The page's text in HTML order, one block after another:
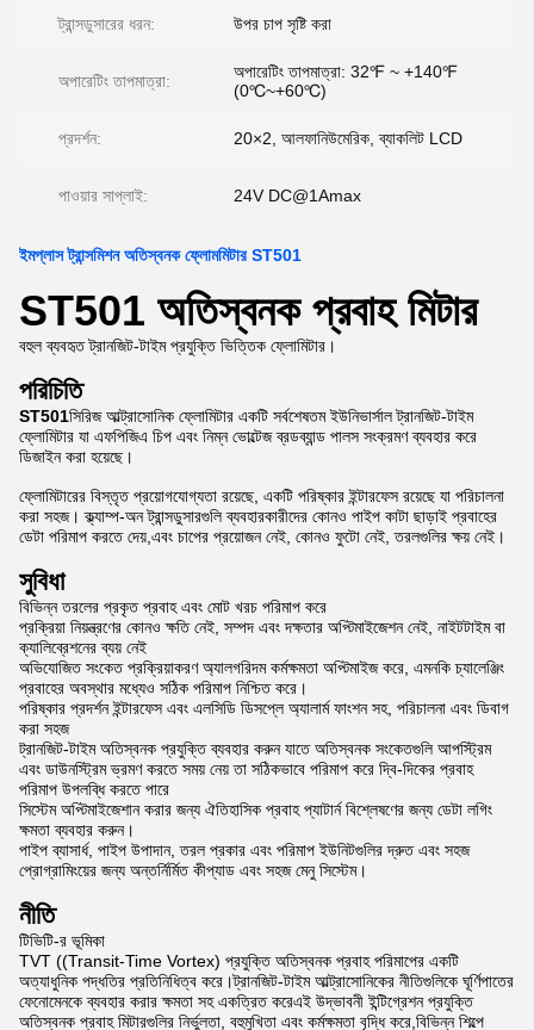
ট্রান্সডুসারের ধরন: উপর চাপ সৃষ্টি করা
অপারেটিং তাপমাত্রা:
অপারেটিং তাপমাত্রা: 32℉ ~ +140℉
(0℃~+60℃)
প্রদর্শন: 20×2, আলফানিউমেরিক, ব্যাকলিট LCD
পাওয়ার সাপ্লাই: 24V DC@1Amax
ইমপ্লাস ট্রান্সমিশন অতিস্বনক ফ্লোমমিটার ST501
ST501 অতিস্বনক প্রবাহ মিটার
বহুল ব্যবহৃত ট্রানজিট-টাইম প্রযুক্তি ভিত্তিক ফ্লোমিটার।
পরিচিতি
ST501সিরিজ আল্ট্রাসোনিক ফ্লোমিটার একটি সর্বশেষতম ইউনিভার্সাল ট্রানজিট-টাইম
ফ্লোমিটার যা এফপিজিএ চিপ এবং নিম্ন ভোল্টেজ ব্রডব্যান্ড পালস সংক্রমণ ব্যবহার করে
ডিজাইন করা হয়েছে।
ফ্লোমিটারের বিস্তৃত প্রয়োগযোগ্যতা রয়েছে, একটি পরিষ্কার ইন্টারফেস রয়েছে যা পরিচালনা
করা সহজ। ক্ল্যাম্প-অন ট্রান্সডুসারগুলি ব্যবহারকারীদের কোনও পাইপ কাটা ছাড়াই প্রবাহের
ডেটা পরিমাপ করতে দেয়,এবং চাপের প্রয়োজন নেই, কোনও ফুটো নেই, তরলগুলির ক্ষয় নেই।
সুবিধা
বিভিন্ন তরলের প্রকৃত প্রবাহ এবং মোট খরচ পরিমাপ করে
প্রক্রিয়া নিয়ন্ত্রণের কোনও ক্ষতি নেই, সম্পদ এবং দক্ষতার অপ্টিমাইজেশন নেই, নাইটটাইম বা
ক্যালিব্রেশনের ব্যয় নেই
অভিযোজিত সংকেত প্রক্রিয়াকরণ অ্যালগরিদম কর্মক্ষমতা অপ্টিমাইজ করে, এমনকি চ্যালেঞ্জিং
প্রবাহের অবস্থার মধ্যেও সঠিক পরিমাপ নিশ্চিত করে।
পরিষ্কার প্রদর্শন ইন্টারফেস এবং এলসিডি ডিসপ্লে অ্যালার্ম ফাংশন সহ, পরিচালনা এবং ডিবাগ
করা সহজ
ট্রানজিট-টাইম অতিস্বনক প্রযুক্তি ব্যবহার করুন যাতে অতিস্বনক সংকেতগুলি আপস্ট্রিম
এবং ডাউনস্ট্রিম ভ্রমণ করতে সময় নেয় তা সঠিকভাবে পরিমাপ করে দ্বি-দিকের প্রবাহ
পরিমাপ উপলব্ধি করতে পারে
সিস্টেম অপ্টিমাইজেশান করার জন্য ঐতিহাসিক প্রবাহ প্যাটার্ন বিশ্লেষণের জন্য ডেটা লগিং
ক্ষমতা ব্যবহার করুন।
পাইপ ব্যাসার্ধ, পাইপ উপাদান, তরল প্রকার এবং পরিমাপ ইউনিটগুলির দ্রুত এবং সহজ
প্রোগ্রামিংয়ের জন্য অন্তর্নির্মিত কীপ্যাড এবং সহজ মেনু সিস্টেম।
নীতি
টিভিটি-র ভূমিকা
TVT ((Transit-Time Vortex) প্রযুক্তি অতিস্বনক প্রবাহ পরিমাপের একটি
অত্যাধুনিক পদ্ধতির প্রতিনিধিত্ব করে।ট্রানজিট-টাইম আল্ট্রাসোনিকের নীতিগুলিকে ঘূর্ণিপাতের
ফেনোমেনকে ব্যবহার করার ক্ষমতা সহ একত্রিত করেএই উদ্ভাবনী ইন্টিগ্রেশন প্রযুক্তি
অতিস্বনক প্রবাহ মিটারগুলির নির্ভুলতা, বহুমুখিতা এবং কর্মক্ষমতা বৃদ্ধি করে,বিভিন্ন শিল্পে